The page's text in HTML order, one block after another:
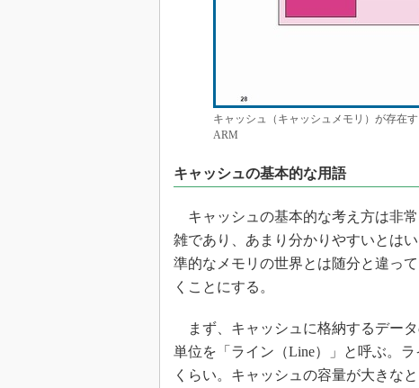
キャッシュ（キャッシュメモリ）が存在
ARM
キャッシュの基本的な用語
キャッシュの基本的な考え方は非
雑であり、あまり分かりやすいとは
準的なメモリの世界とは随分と違っ
くことにする。
まず、キャッシュに格納するデー
単位を「ライン（Line）」と呼ぶ。
くらい。キャッシュの容量が大きな